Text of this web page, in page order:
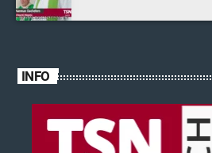
INFO